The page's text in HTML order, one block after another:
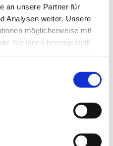
an unsere Partner für
Analysen weiter. Unsere
möglicherweise mit
Sie ihnen bereitgestellt